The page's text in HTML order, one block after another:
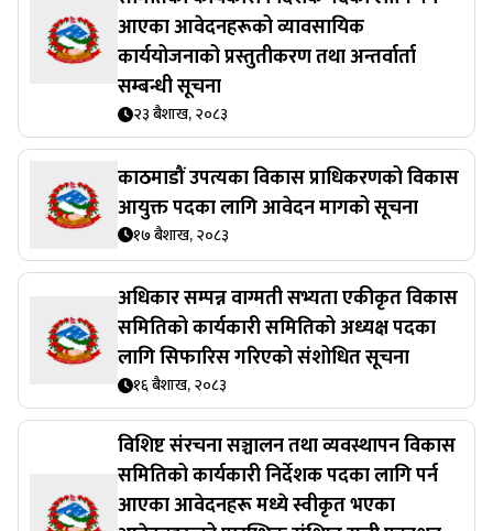
आएका आवेदनहरूको व्यावसायिक
कार्ययोजनाको प्रस्तुतीकरण तथा अन्तर्वार्ता
सम्बन्धी सूचना
२३ बैशाख, २०८३
काठमाडौं उपत्यका विकास प्राधिकरणको विकास
आयुक्त पदका लागि आवेदन मागको सूचना
१७ बैशाख, २०८३
अधिकार सम्पन्न वाग्मती सभ्यता एकीकृत विकास
समितिको कार्यकारी समितिको अध्यक्ष पदका
लागि सिफारिस गरिएको संशोधित सूचना
१६ बैशाख, २०८३
विशिष्ट संरचना सञ्चालन तथा व्यवस्थापन विकास
समितिको कार्यकारी निर्देशक पदका लागि पर्न
आएका आवेदनहरू मध्ये स्वीकृत भएका